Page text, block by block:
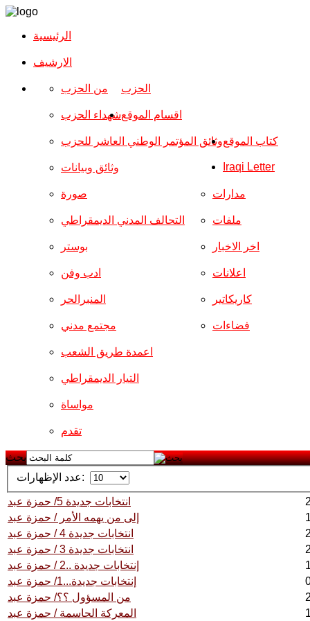
الرئيسية
الارشیف
الحزب من الحزب
شهداء الحزب
وثائق المؤتمر الوطني العاشر للحزب
وثائق وبيانات
اقسام الموقع
صورة
التحالف المدني الديمقراطي
بوستر
ادب وفن
المنبرالحر
مجتمع مدني
مدارات
ملفات
اخر الاخبار
اعلانات
كاريكاتير
فضاءات
اعمدة طريق الشعب
التيار الديمقراطي
مواساة
تقدم
كتاب الموقع
Iraqi Letter
بحث
عدد الإظهارات:
انتخابات جديدة 5/ حمزة عبد
إلى من يهمه الأمر / حمزة عبد
انتخابات جديدة 4 / حمزة عبد
انتخابات جديدة 3 / حمزة عبد
إنتخابات جديدة ..2 / حمزة عبد
إنتخابات جديدة...1/ حمزة عبد
من المسؤول ؟؟/ حمزة عبد
المعركة الحاسمة / حمزة عبد